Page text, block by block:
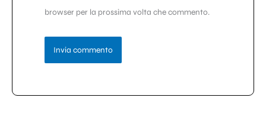
browser per la prossima volta che commento.